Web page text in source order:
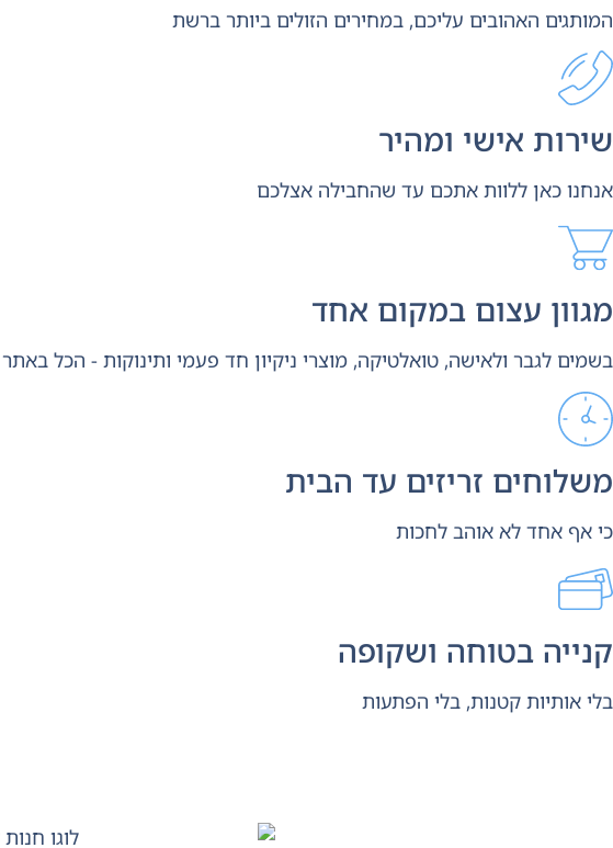
המותגים האהובים עליכם, במחירים הזולים ביותר ברשת
שירות אישי ומהיר
אנחנו כאן ללוות אתכם עד שהחבילה אצלכם
מגוון עצום במקום אחד
בשמים לגבר ולאישה, טואלטיקה, מוצרי ניקיון חד פעמי ותינוקות - הכל
משלוחים זריזים עד הבית
כי אף אחד לא אוהב לחכות
קנייה בטוחה ושקופה
בלי אותיות קטנות, בלי הפתעות